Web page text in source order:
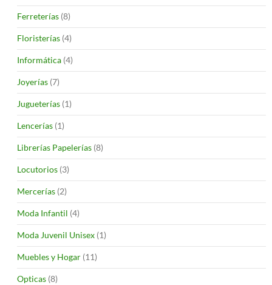
Ferreterías (8)
Floristerías (4)
Informática (4)
Joyerías (7)
Jugueterías (1)
Lencerías (1)
Librerías Papelerías (8)
Locutorios (3)
Mercerías (2)
Moda Infantil (4)
Moda Juvenil Unisex (1)
Muebles y Hogar (11)
Opticas (8)